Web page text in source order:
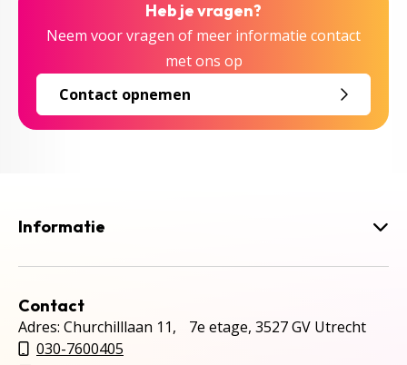
Heb je vragen?
Neem voor vragen of meer informatie contact
met ons op
Contact opnemen
Informatie
Contact
Adres: Churchilllaan 11, 7e etage, 3527 GV Utrecht
030-7600405